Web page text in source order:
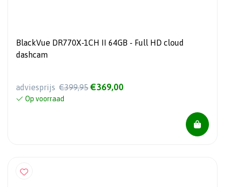
BlackVue DR770X-1CH II 64GB - Full HD cloud
dashcam
adviesprijs €399,95 €369,00
Op voorraad